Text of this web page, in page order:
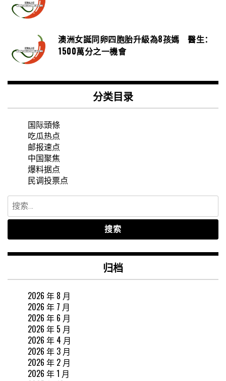
澳洲女誕同卵四胞胎升級為8孩媽 醫生：
1500萬分之一機會
分类目录
国际頭條
吃瓜热点
邮报速点
中国聚焦
爆料据点
民调投票点
搜
索：
归档
2026 年 8 月
2026 年 7 月
2026 年 6 月
2026 年 5 月
2026 年 4 月
2026 年 3 月
2026 年 2 月
2026 年 1 月